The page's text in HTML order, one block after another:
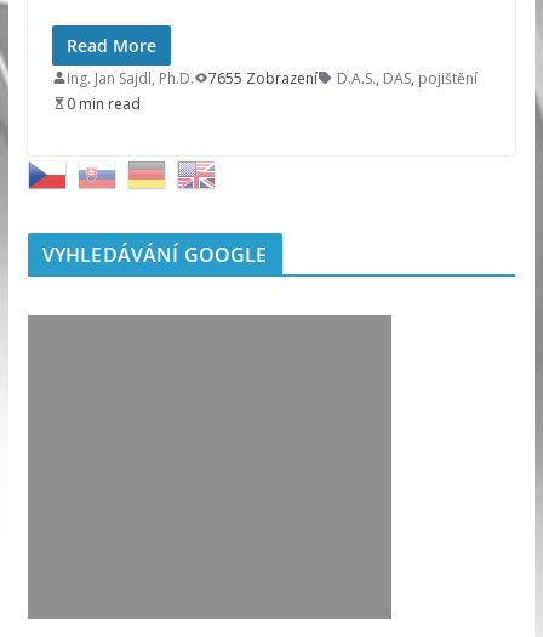
Read More
Ing. Jan Sajdl, Ph.D. 7655 Zobrazení D.A.S., DAS, pojištění
0 min read
VYHLEDÁVÁNÍ GOOGLE